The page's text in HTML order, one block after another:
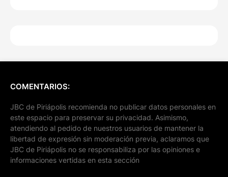
COMENTARIOS:
JBC de Piriápolis recomienda no publicar datos personales en
este espacio para preservar su privacidad. Asimismo,
atendiendo al pedido de nuestros usuarios de mantener la
libertad de expresión sin moderación previa, aclaramos que
JBC de Piriápolis no se responsabiliza por las opiniones e
informaciones vertidas en esta sección